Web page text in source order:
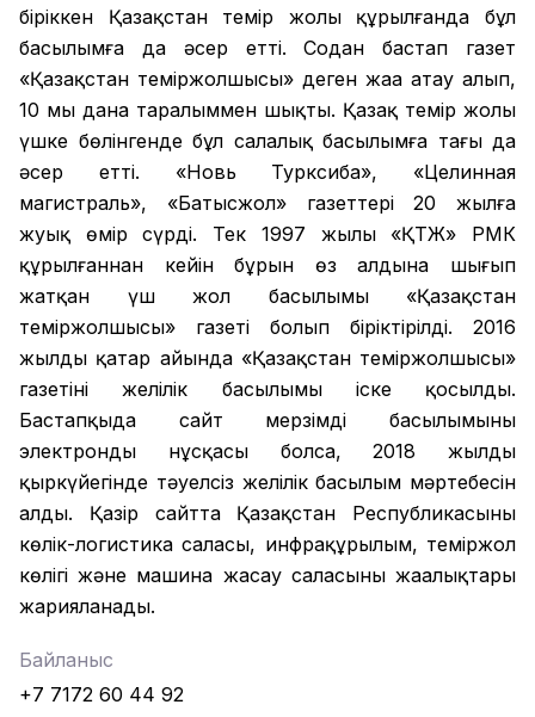
біріккен Қазақстан темір жолы құрылғанда бұл
басылымға да әсер етті. Содан бастап газет
«Қазақстан теміржолшысы» деген жаңа атау алып,
10 мың дана таралыммен шықты. Қазақ темір жолы
үшке бөлінгенде бұл салалық басылымға тағы да
әсер етті. «Новь Турксиба», «Целинная
магистраль», «Батысжол» газеттері 20 жылға
жуық өмір сүрді. Тек 1997 жылы «ҚТЖ» РМК
құрылғаннан кейін бұрын өз алдына шығып
жатқан үш жол басылымы «Қазақстан
теміржолшысы» газеті болып біріктірілді. 2016
жылдың қаңтар айында «Қазақстан теміржолшысы»
газетінің желілік басылымы іске қосылды.
Бастапқыда сайт мерзімді басылымының
электронды нұсқасы болса, 2018 жылдың
қыркүйегінде тәуелсіз желілік басылым мәртебесін
алды. Қазір сайтта Қазақстан Республикасының
көлік-логистика саласы, инфрақұрылым, теміржол
көлігі және машина жасау саласының жаңалықтары
жарияланады.
Байланыс
+7 7172 60 44 92